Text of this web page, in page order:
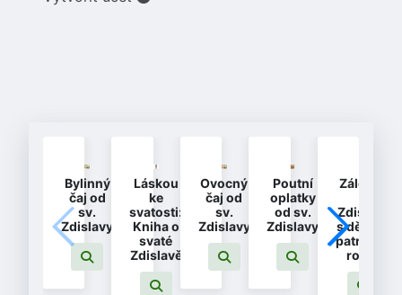
Bylinný
čaj od
sv.
Zdislavy
Láskou
ke
svatosti:
Kniha o
svaté
Zdislavě
Ovocný
čaj od
sv.
Zdislavy
Poutní
oplatky
od sv.
Zdislavy
Záložka
Zdislava
s dětmi -
patronka
rodin